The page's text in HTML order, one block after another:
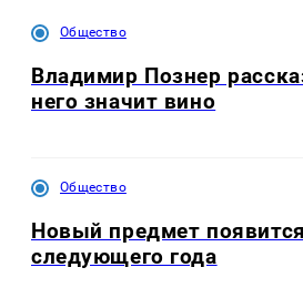
Общество
Владимир Познер
него значит вино
Общество
Новый предмет
следующего года